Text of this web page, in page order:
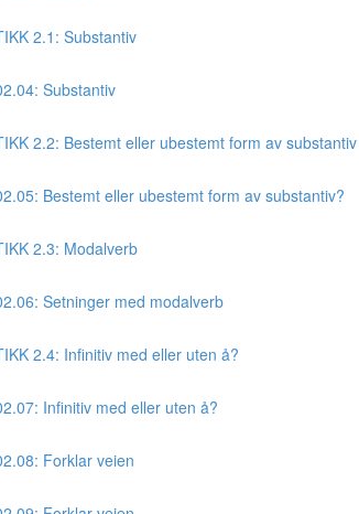
2.1: Substantiv
Substantiv
2.2: Bestemt eller ubestemt form av substantiv
Bestemt eller ubestemt form av substantiv?
2.3: Modalverb
Setninger med modalverb
2.4: Infinitiv med eller uten å?
Infinitiv med eller uten å?
Forklar veien